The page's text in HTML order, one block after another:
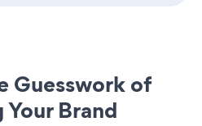
Guesswork of
Brand